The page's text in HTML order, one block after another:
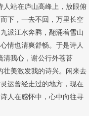
人站在庐山高峰上，放眼俯
下，一去不回，万里长空
派江水奔腾，翻涌着雪山
情也清爽舒畅。于是诗人
清我心，谢公行外苍苔
壮美激发我的诗兴。闲来去
运曾经走过的地方，现在
人在感怀中，心中向往寻